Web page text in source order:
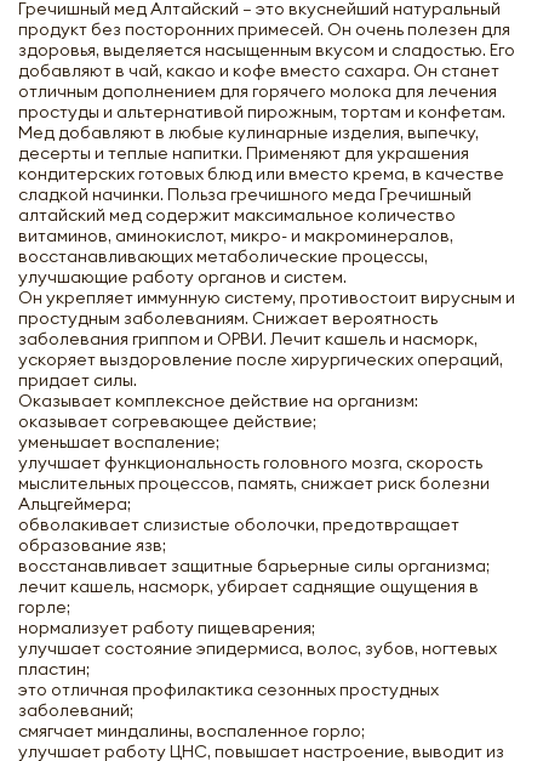
Гречишный мед Алтайский – это вкуснейший натуральный
продукт без посторонних примесей. Он очень полезен для
здоровья, выделяется насыщенным вкусом и сладостью. Его
добавляют в чай, какао и кофе вместо сахара. Он станет
отличным дополнением для горячего молока для лечения
простуды и альтернативой пирожным, тортам и конфетам.
Мед добавляют в любые кулинарные изделия, выпечку,
десерты и теплые напитки. Применяют для украшения
кондитерских готовых блюд или вместо крема, в качестве
сладкой начинки. Польза гречишного меда Гречишный
алтайский мед содержит максимальное количество
витаминов, аминокислот, микро- и макроминералов,
восстанавливающих метаболические процессы,
улучшающие работу органов и систем.
Он укрепляет иммунную систему, противостоит вирусным и
простудным заболеваниям. Снижает вероятность
заболевания гриппом и ОРВИ. Лечит кашель и насморк,
ускоряет выздоровление после хирургических операций,
придает силы.
Оказывает комплексное действие на организм:
оказывает согревающее действие;
уменьшает воспаление;
улучшает функциональность головного мозга, скорость
мыслительных процессов, память, снижает риск болезни
Альцгеймера;
обволакивает слизистые оболочки, предотвращает
образование язв;
восстанавливает защитные барьерные силы организма;
лечит кашель, насморк, убирает саднящие ощущения в
горле;
нормализует работу пищеварения;
улучшает состояние эпидермиса, волос, зубов, ногтевых
пластин;
это отличная профилактика сезонных простудных
заболеваний;
смягчает миндалины, воспаленное горло;
улучшает работу ЦНС, повышает настроение, выводит из